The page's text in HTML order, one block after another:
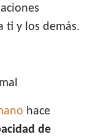
ti y los demás.
hace
de